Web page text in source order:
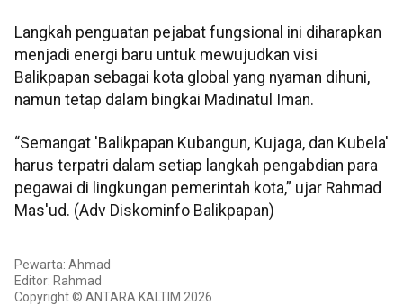
Langkah penguatan pejabat fungsional ini diharapkan
menjadi energi baru untuk mewujudkan visi
Balikpapan sebagai kota global yang nyaman dihuni,
namun tetap dalam bingkai Madinatul Iman.
“Semangat 'Balikpapan Kubangun, Kujaga, dan Kubela'
harus terpatri dalam setiap langkah pengabdian para
pegawai di lingkungan pemerintah kota,” ujar Rahmad
Mas'ud. (Adv Diskominfo Balikpapan)
Pewarta: Ahmad
Editor: Rahmad
Copyright © ANTARA KALTIM 2026